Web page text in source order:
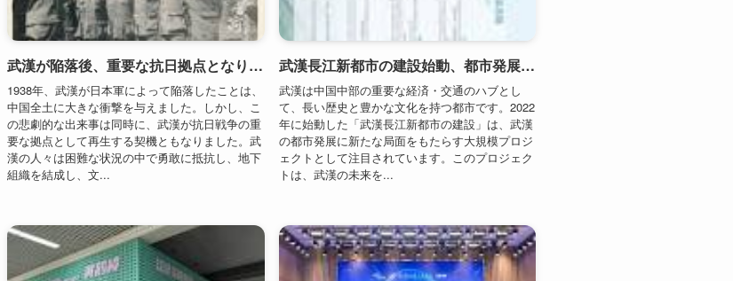
要な拠点として再生する契機ともなりました。武
漢の人々は困難な状況の中で勇敢に抵抗し、地下
組織を結成し、文...
の都市発展に新たな局面をもたらす大規模プロジ
ェクトとして注目されています。このプロジェク
トは、武漢の未来を...
武漢地下鉄1号線が開通、都市鉄道交通の新時代が始まる（2004年） 武漢が初のAIイノベーション都市に選出、スマート技術の発展が加速（2024年）